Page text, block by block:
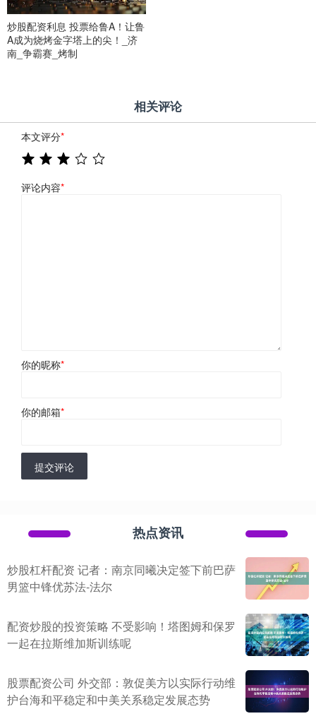
炒股配资利息 投票给鲁A！让鲁
A成为烧烤金字塔上的尖！_济
南_争霸赛_烤制
相关评论
本文评分*
评论内容*
你的昵称*
你的邮箱*
提交评论
热点资讯
炒股杠杆配资 记者：南京同曦决定签下前巴萨
男篮中锋优苏法-法尔
配资炒股的投资策略 不受影响！塔图姆和保罗
一起在拉斯维加斯训练呢
股票配资公司 外交部：敦促美方以实际行动维
护台海和平稳定和中美关系稳定发展态势